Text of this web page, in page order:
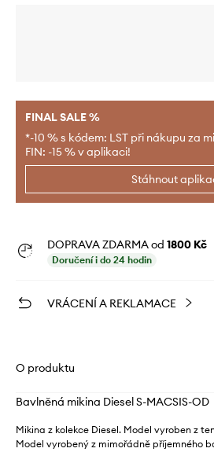
FINAL SALE %
*-10 % s kódem: LST při nákupu za
FIN: -15 % v aplikaci!
Stáhnout
DOPRAVA ZDARMA od 1800 Kč
Doručení i do 24 hodin
VRÁCENÍ A REKLAMACE
O produktu
Bavlněná mikina Diesel S-MACSIS-OD
Mikina z kolekce Diesel. Model vyroben z
Model vyrobený z mimořádně příjemného